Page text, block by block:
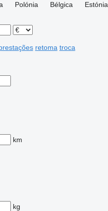
Polónia Bélgica Estónia
retoma troca
km
kg